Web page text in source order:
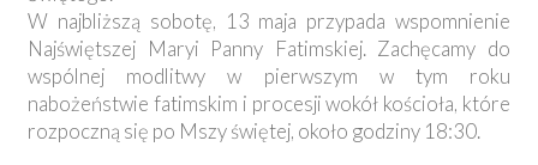
W najbliższą sobotę, 13 maja przypada wspomnienie
Najświętszej Maryi Panny Fatimskiej. Zachęcamy do
wspólnej modlitwy w pierwszym w tym roku
nabożeństwie fatimskim i procesji wokół kościoła, które
rozpoczną się po Mszy świętej, około godziny 18:30.